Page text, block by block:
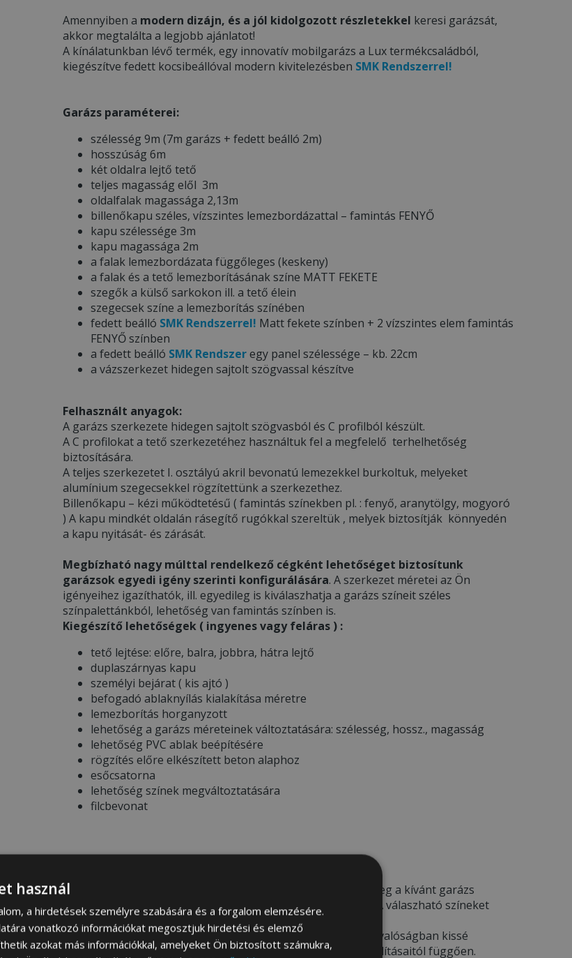
Amennyiben a modern dizájn, és a jól kidolgozott részletekkel keresi garázsát,
akkor megtalálta a legjobb ajánlatot!
A kínálatunkban lévő termék, egy innovatív mobilgarázs a Lux termékcsaládból,
kiegészítve fedett kocsibeállóval modern kivitelezésben SMK Rendszerrel!
Garázs paraméterei:
szélesség 9m (7m garázs + fedett beálló 2m)
hosszúság 6m
két oldalra lejtő tető
teljes magasság elől 3m
oldalfalak magassága 2,13m
billenőkapu széles, vízszintes lemezbordázattal – famintás FENYŐ
kapu szélessége 3m
kapu magassága 2m
a falak lemezbordázata függőleges (keskeny)
a falak és a tető lemezborításának színe MATT FEKETE
szegők a külső sarkokon ill. a tető élein
szegecsek színe a lemezborítás színében
fedett beálló SMK Rendszerrel! Matt fekete színben + 2 vízszintes elem famintás
FENYŐ színben
a fedett beálló SMK Rendszeregy panel szélessége – kb. 22cm
a vázszerkezet hidegen sajtolt szögvassal készítve
Felhasznált anyagok:
A garázs szerkezete hidegen sajtolt szögvasból és C profilból készült.
A C profilokat a tető szerkezetéhez használtuk fel a megfelelő terhelhetőség
biztosítására.
A teljes szerkezetet I. osztályú akril bevonatú lemezekkel burkoltuk, melyeket
alumínium szegecsekkel rögzítettünk a szerkezethez.
Billenőkapu – kézi működtetésű ( famintás színekben pl. : fenyő, aranytölgy, mogyoró
) A kapu mindkét oldalán rásegítő rugókkal szereltük , melyek biztosítják könnyedén
a kapu nyitását- és zárását.
Megbízható nagy múlttal rendelkező cégként lehetőséget biztosítunk
garázsok egyedi igény szerinti konfigurálására. A szerkezet méretei az Ön
igényeihez igazíthatók, ill. egyedileg is kiválaszhatja a garázs színeit széles
színpalettánkból, lehetőség van famintás színben is.
Kiegészítő lehetőségek ( ingyenes vagy feláras ) :
tető lejtése: előre, balra, jobbra, hátra lejtő
duplaszárnyas kapu
személyi bejárat ( kis ajtó )
befogadó ablaknyílás kialakítása méretre
lemezborítás horganyzott
lehetőség a garázs méreteinek változtatására: szélesség, hossz., magasság
lehetőség PVC ablak beépítésére
rögzítés előre elkészített beton alaphoz
esőcsatorna
lehetőség színek megváltoztatására
filcbevonat
Rendeléskor kérjük adja meg a kívánt garázs
színeire vonatkozó információt a megjegyzés rovatba. A válaszható színeket
megtekintheti aSZÍNEK PALETTÁJAmenü alatt.
A termékfotókon látható színekcsak illusztrációk
– a valóságban kissé
eltérhetnek a mobil eszköz / számítógép képernyő beállításaitól függően.
használ
a hirdetések személyre szabására és a forgalom elemzésére.
vonatkozó információkat megosztjuk hirdetési és elemző
azokat más információkkal, amelyeket Ön biztosított számukra,